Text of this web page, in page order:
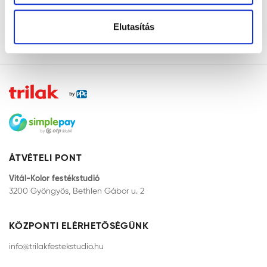
Elutasítás
KEZDŐLAP
ÁTVÉTELI PONT
Vitál-Kolor festékstudió
3200 Gyöngyös, Bethlen Gábor u. 2
KÖZPONTI ELÉRHETŐSÉGÜNK
info@trilakfestekstudio.hu